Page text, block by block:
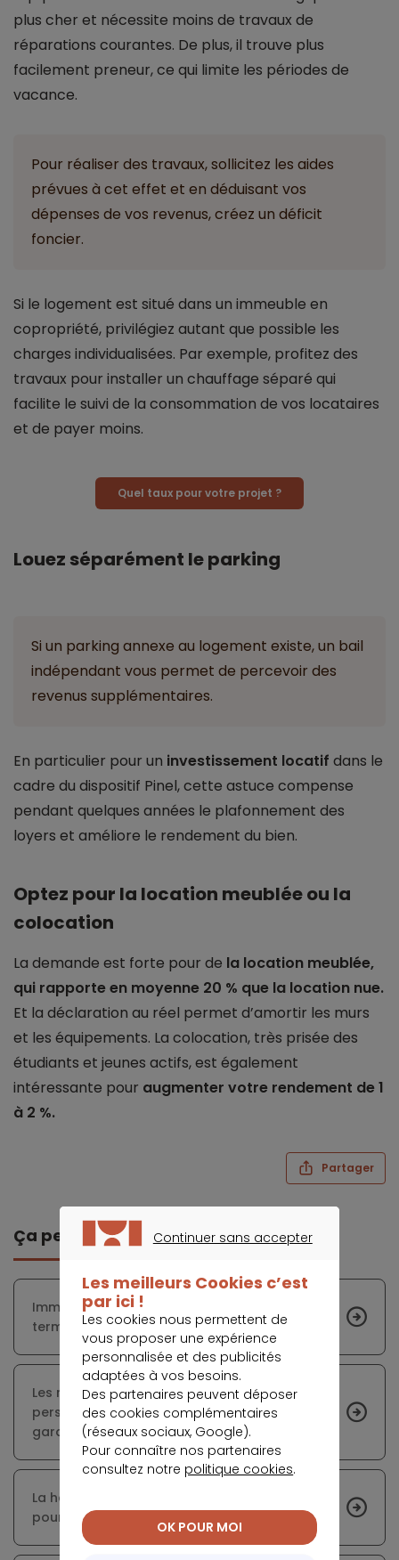
plus cher et nécessite moins de travaux de
réparations courantes. De plus, il trouve plus
facilement preneur, ce qui limite les périodes de
vacance.
Pour réaliser des travaux, sollicitez les aides
prévues à cet effet et en déduisant vos
dépenses de vos revenus, créez un déficit
foncier.
Si le logement est situé dans un immeuble en
copropriété, privilégiez autant que possible les
charges individualisées. Par exemple, profitez des
travaux pour installer un chauffage séparé qui
facilite le suivi de la consommation de vos locataires
et de payer moins.
Quel taux pour votre projet ?
Louez séparément le parking
Si un parking annexe au logement existe, un bail
indépendant vous permet de percevoir des
revenus supplémentaires.
En particulier pour un investissement locatif dans le
cadre du dispositif Pinel, cette astuce compense
pendant quelques années le plafonnement des
loyers et améliore le rendement du bien.
Optez pour la location meublée ou la
colocation
La demande est forte pour de la location meublée,
qui rapporte en moyenne 20 % que la location nue.
Et la déclaration au réel permet d’amortir les murs
et les équipements. La colocation, très prisée des
étudiants et jeunes actifs, est également
intéressante pour augmenter votre rendement de 1
à 2 %.
Partager
Ça peut vous intéresser
Immobilier : que faire une fois la défiscalisation
terminée ?
Les modalités de calcul de l’aide
personnalisée au logement (APL) en cas de
garde alternée
La hausse de la dette représente un risque
pour les entreprises françaises
Continuer sans accepter
Les meilleurs Cookies c’est
par ici !
Les cookies nous permettent de
vous proposer une expérience
personnalisée et des publicités
adaptées à vos besoins.
Des partenaires peuvent déposer
des cookies complémentaires
(réseaux sociaux, Google).
Pour connaître nos partenaires
consultez notre politique cookies.
OK POUR MOI